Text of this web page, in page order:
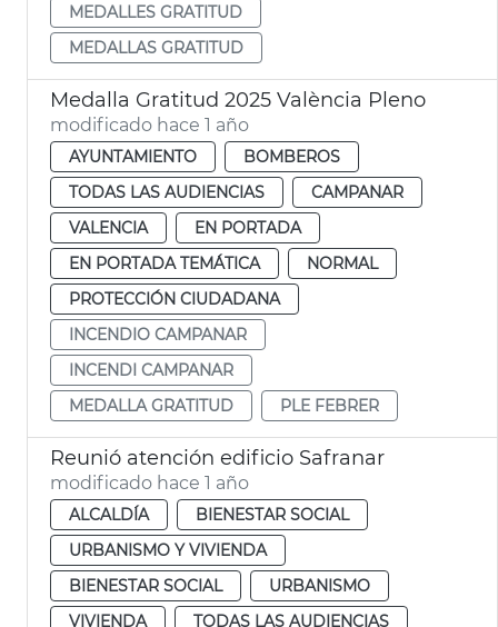
MEDALLES GRATITUD
MEDALLAS GRATITUD
Medalla Gratitud 2025 València Pleno
modificado hace 1 año
AYUNTAMIENTO
BOMBEROS
TODAS LAS AUDIENCIAS
CAMPANAR
VALENCIA
EN PORTADA
EN PORTADA TEMÁTICA
NORMAL
PROTECCIÓN CIUDADANA
INCENDIO CAMPANAR
INCENDI CAMPANAR
MEDALLA GRATITUD
PLE FEBRER
Reunió atención edificio Safranar
modificado hace 1 año
ALCALDÍA
BIENESTAR SOCIAL
URBANISMO Y VIVIENDA
BIENESTAR SOCIAL
URBANISMO
VIVIENDA
TODAS LAS AUDIENCIAS